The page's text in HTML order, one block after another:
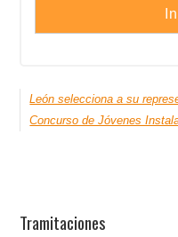
León selecciona a su
Concurso de Jóvenes
Tramitaciones